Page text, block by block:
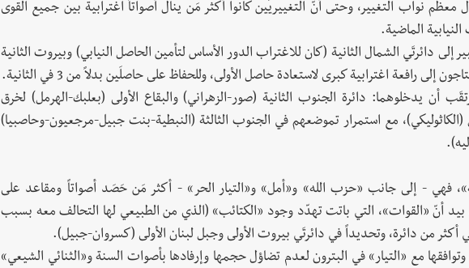
معظم نواب التغيير، وحتى أنّ التغييريِّين كانوا أكثر مَن ينال أصواتاً اغترابية بين جميع القوى
الماضية.
إلى دائرتَي الشمال الثانية (كان للاغتراب الدور الأساس لتأمين الحاصل النيابي) وبيروت الثانية
إلى رافعة اغترابية كبرى لاستعادة حاصل الأولى، وللحفاظ على حاصلَين بدلاً من 3 في الثانية.
أن يدخلوهما: دائرة الجنوب الثانية (صور-الزهراني) والبقاع الأولى (بعلبك-الهرمل) لخرق
(الكاثوليكي)، مع استمرار تموضعهم في الجنوب الثالثة (النبطية-بنت جبيل-مرجعيون-وحاصبيا)
فهي - إلى جانب «حزب الله» و«أمل» و«التيار الحر» - أكثر مَن حَصَد أصواتاً ومقاعد على
بيد أنّ «القوات»، التي باتت تهدّد وجود «الكتائب» (الذي من الطبيعي لها التحالف معه بسبب
أكثر من دائرة، وتحديداً في دائرتَي بيروت الأولى وجبل لبنان الأولى (كسروان-جبيل).
مع «التيار» في البترون لعدم تضاؤل حجمها وإرفادها بأصوات السنة و«الثنائي الشيعي»